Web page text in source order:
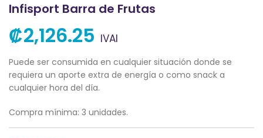
Infisport Barra de Frutas
₡2,126.25 IVAI
Puede ser consumida en cualquier situación donde se
requiera un aporte extra de energía o como snack a
cualquier hora del día.
Compra mínima: 3 unidades.